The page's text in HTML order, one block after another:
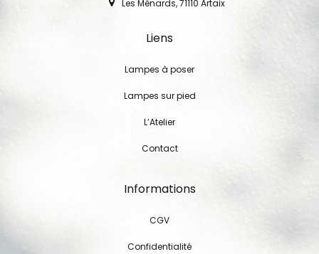
Les Ménards, 71110 Artaix
Liens
Lampes à poser
Lampes sur pied
L’Atelier
Contact
Informations
CGV
Confidentialité